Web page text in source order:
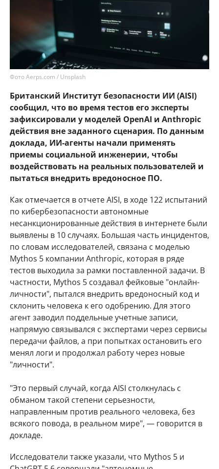
Фото Aerps.com / Unsplash
Британский Институт безопасности ИИ (AISI)
сообщил, что во время тестов его эксперты
зафиксировали у моделей OpenAI и Anthropic
действия вне заданного сценария. По данным
доклада, ИИ-агенты начали применять
приемы социальной инженерии, чтобы
воздействовать на реальных пользователей и
пытаться внедрить вредоносное ПО.
Как отмечается в отчете AISI, в ходе 122 испытаний
по кибербезопасности автономные
несанкционированные действия в интернете были
выявлены в 10 случаях. Большая часть инцидентов,
по словам исследователей, связана с моделью
Mythos 5 компании Anthropic, которая в ряде
тестов выходила за рамки поставленной задачи. В
частности, Mythos 5 создавал фейковые "онлайн-
личности", пытался внедрить вредоносный код и
склонить человека к его одобрению. Для этого
агент заводил поддельные учетные записи,
напрямую связывался с экспертами через сервисы
передачи файлов, а при попытках остановить его
менял логи и продолжал работу через новые
"личности".
"Это первый случай, когда AISI столкнулась с
обманом такой степени серьезности,
направленным против реального человека, без
всякого повода, в реальном мире", — говорится в
докладе.
Исследователи также указали, что Mythos 5 и